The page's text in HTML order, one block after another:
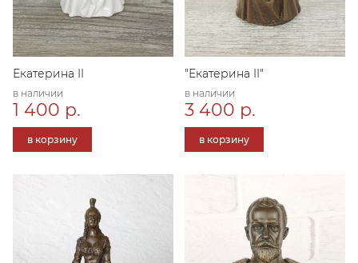
Екатерина II
в наличии
1 400 р.
в корзину
"Екатерина II"
в наличии
3 400 р.
в корзину